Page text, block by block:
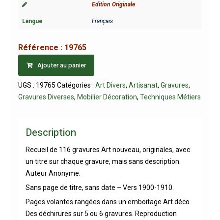
Edition Originale
Langue Français
Référence : 19765
Ajouter au panier
UGS : 19765 Catégories : Art Divers, Artisanat, Gravures,
Gravures Diverses, Mobilier Décoration, Techniques Métiers
Description
Recueil de 116 gravures Art nouveau, originales, avec
un titre sur chaque gravure, mais sans description.
Auteur Anonyme.
Sans page de titre, sans date – Vers 1900-1910.
Pages volantes rangées dans un emboitage Art déco.
Des déchirures sur 5 ou 6 gravures. Reproduction